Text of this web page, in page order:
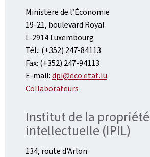
Ministère de l’Économie
19-21, boulevard Royal
L-2914 Luxembourg
Tél.: (+352) 247-84113
Fax: (+352) 247-94113
E-mail:dpi@eco.etat.lu
Collaborateurs
Institut de la propriété
intellectuelle (IPIL)
134, route d'Arlon